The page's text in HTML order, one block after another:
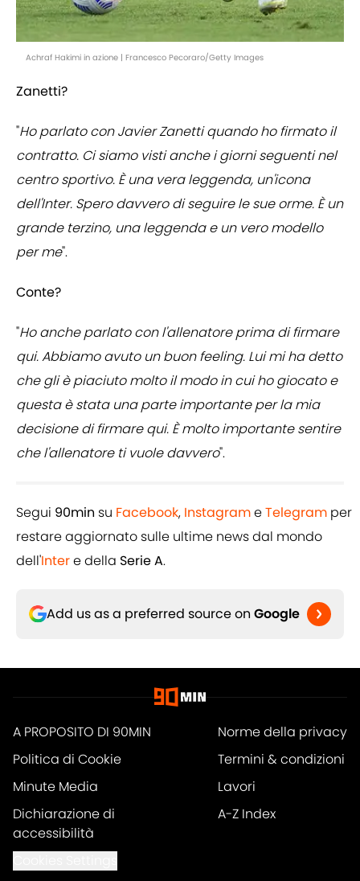
Achraf Hakimi in azione | Francesco Pecoraro/Getty Images
Zanetti?
"Ho parlato con Javier Zanetti quando ho firmato il
contratto. Ci siamo visti anche i giorni seguenti nel
centro sportivo. È una vera leggenda, un'icona
dell'Inter. Spero davvero di seguire le sue orme. È un
grande terzino, una leggenda e un vero modello
per me".
Conte?
"Ho anche parlato con l'allenatore prima di firmare
qui. Abbiamo avuto un buon feeling. Lui mi ha detto
che gli è piaciuto molto il modo in cui ho giocato e
questa è stata una parte importante per la mia
decisione di firmare qui. È molto importante sentire
che l'allenatore ti vuole davvero".
Segui 90min su Facebook, InstagrameTelegram per
restare aggiornato sulle ultime news dal mondo
dell'Intere della Serie A.
Add us as a preferred source on Google
A PROPOSITO DI 90MIN
Norme della privacy
Politica di Cookie
Termini & condizioni
Minute Media
Lavori
Dichiarazione di
accessibilità
A-Z Index